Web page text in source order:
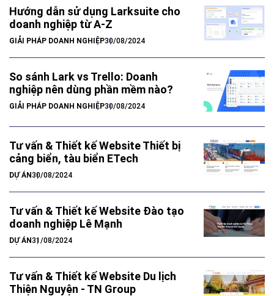
Hướng dẫn sử dụng Larksuite cho
doanh nghiệp từ A-Z
GIẢI PHÁP DOANH NGHIỆP30/08/2024
So sánh Lark vs Trello: Doanh
nghiệp nên dùng phần mềm nào?
GIẢI PHÁP DOANH NGHIỆP30/08/2024
Tư vấn & Thiết kế Website Thiết bị
cảng biển, tàu biển ETech
DỰ ÁN30/08/2024
Tư vấn & Thiết kế Website Đào tạo
doanh nghiệp Lê Mạnh
DỰ ÁN31/08/2024
Tư vấn & Thiết kế Website Du lịch
Thiện Nguyện - TN Group